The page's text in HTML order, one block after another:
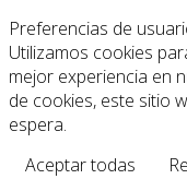
Preferencias de
Utilizamos cookies
mejor experiencia en
de cookies, este sitio
espera.
Aceptar todas